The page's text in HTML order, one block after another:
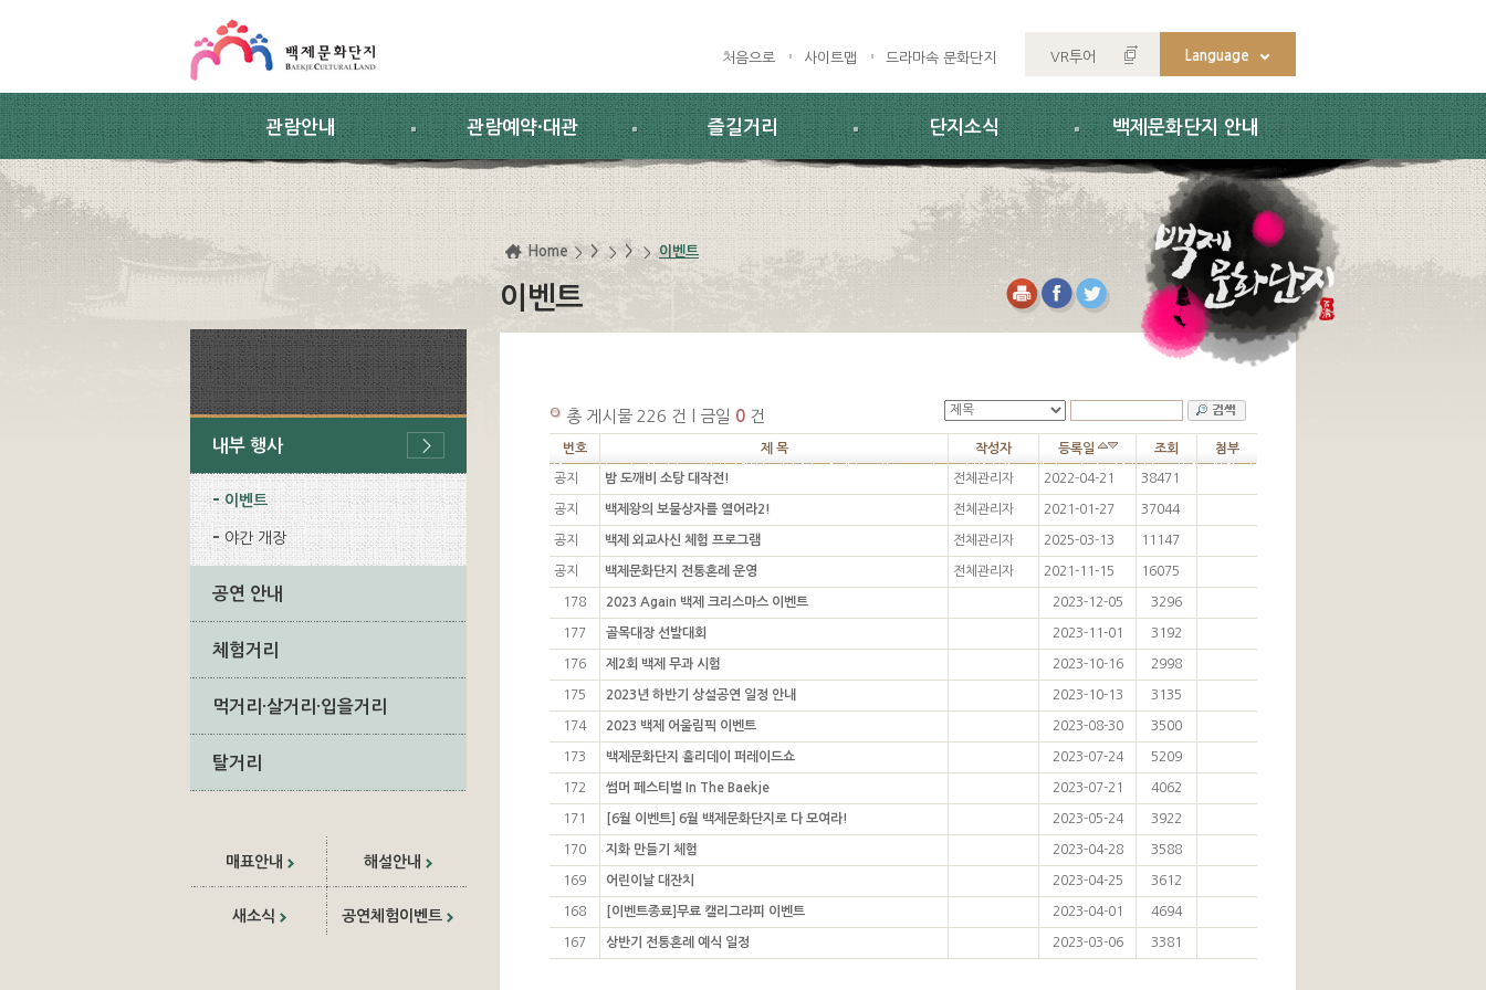
처음으로 사이트맵 드라마속 문화단지 VR투어 Language
관람안내 관람예약·대관 즐길거리 단지소식 백제문화단지 안내
내부 행사
이벤트
야간 개장
공연 안내
체험거리
먹거리·살거리·입을거리
탈거리
매표안내 해설안내
새소식 공연체험이벤트
Home > > 이벤트
이벤트
총 게시물 226 건 l 금일 0 건
번호 제 목 작성자 등록일 조회 첨부
공지 밤 도깨비 소탕 대작전! 전체관리자 2022-04-21 38471
공지 백제왕의 보물상자를 열어라2! 전체관리자 2021-01-27 37044
공지 백제 외교사신 체험 프로그램 전체관리자 2025-03-13 11147
공지 백제문화단지 전통혼례 운영 전체관리자 2021-11-15 16075
178 2023 Again 백제 크리스마스 이벤트 2023-12-05 3296
177 골목대장 선발대회 2023-11-01 3192
176 제2회 백제 무과 시험 2023-10-16 2998
175 2023년 하반기 상설공연 일정 안내 2023-10-13 3135
174 2023 백제 어울림픽 이벤트 2023-08-30 3500
173 백제문화단지 홀리데이 퍼레이드쇼 2023-07-24 5209
172 썸머 페스티벌 In The Baekje 2023-07-21 4062
171 [6월 이벤트] 6월 백제문화단지로 다 모여라! 2023-05-24 3922
170 지화 만들기 체험 2023-04-28 3588
169 어린이날 대잔치 2023-04-25 3612
168 [이벤트종료]무료 캘리그라피 이벤트 2023-04-01 4694
167 상반기 전통혼례 예식 일정 2023-03-06 3381